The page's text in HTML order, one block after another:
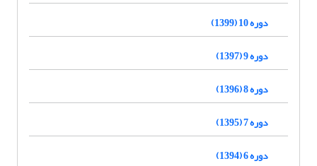
دوره 10 (1399)
دوره 9 (1397)
دوره 8 (1396)
دوره 7 (1395)
دوره 6 (1394)